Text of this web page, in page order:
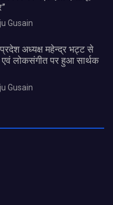
Gusain
अध्यक्ष महेन्द्र भट्ट से
लोकसंगीत पर हुआ सार्थक
Gusain